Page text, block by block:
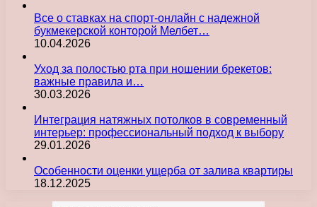
Все о ставках на спорт-онлайн с надежной
букмекерской конторой Мелбет…
10.04.2026
Уход за полостью рта при ношении брекетов:
важные правила и…
30.03.2026
Интеграция натяжных потолков в современный
интерьер: профессиональный подход к выбору
29.01.2026
Особенности оценки ущерба от залива квартиры
18.12.2025